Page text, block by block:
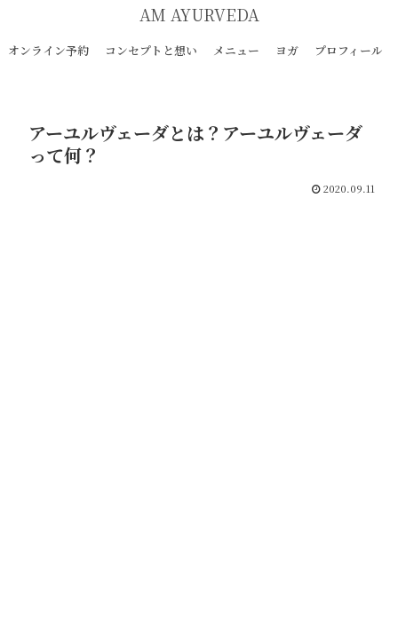
AM AYURVEDA
オンライン予約 コンセプトと想い メニュー ヨガ プロフィール
アーユルヴェーダとは？アーユルヴェーダ
って何？
2020.09.11